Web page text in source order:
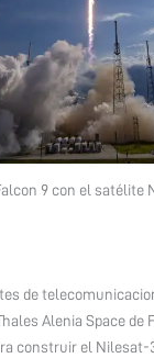
9 con el satélite
de
Alenia Space de
construir el